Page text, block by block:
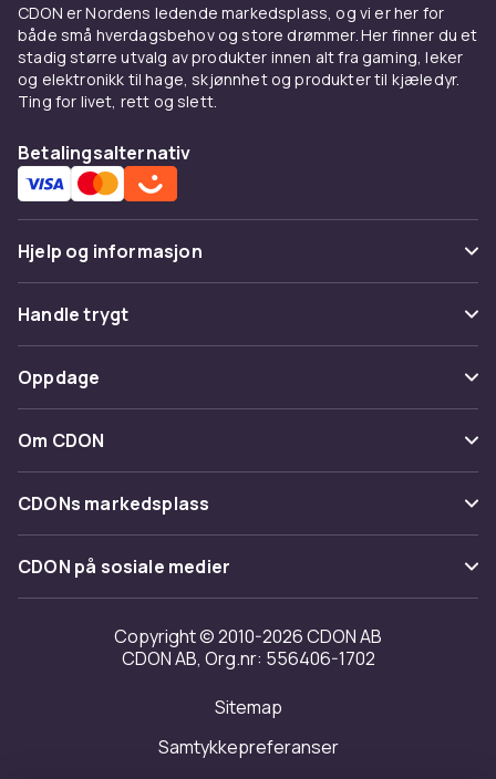
CDON er Nordens ledende markedsplass, og vi er her for
både små hverdagsbehov og store drømmer. Her finner du et
stadig større utvalg av produkter innen alt fra gaming, leker
og elektronikk til hage, skjønnhet og produkter til kjæledyr.
Ting for livet, rett og slett.
Betalingsalternativ
Hjelp og informasjon
Vanlige spørsmål
Spor pakke
Angre & returner her
Kontakt oss
Handle trygt
Betaling
Levering
Tilbakekallinger
Oppdage
Kategorier
Varemerker
Om CDON
Om oss
Kundeanmeldelser
Jobbe på CDON
Investor relations
Tilgjengelighet
CDONs markedsplass
Merchant Help Center
CDON på sosiale medier
Copyright © 2010-2026 CDON AB
CDON AB, Org.nr: 556406-1702
Sitemap
Samtykkepreferanser